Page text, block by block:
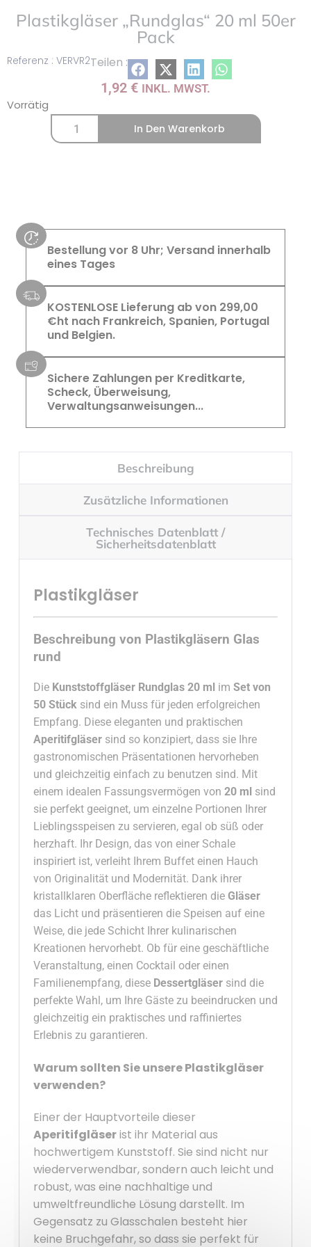
Referenz : VERVR2Teilen :
Plastikgläser „Rundglas“ 20 ml 50er
Pack
1,92 € INKL. MWST.
Vorrätig
In Den Warenkorb
Bestellung vor 8 Uhr; Versand innerhalb
eines Tages
KOSTENLOSE Lieferung ab von 299,00
€ht nach Frankreich, Spanien, Portugal
und Belgien.
Sichere Zahlungen per Kreditkarte,
Scheck, Überweisung,
Verwaltungsanweisungen...
Beschreibung
Zusätzliche Informationen
Technisches Datenblatt /
Sicherheitsdatenblatt
Plastikgläser
Beschreibung von Plastikgläsern Glas
rund
Die Kunststoffgläser Rundglas 20 ml im Set von
50 Stücksind ein Muss für jeden erfolgreichen
Empfang. Diese eleganten und praktischen
Aperitifgläsersind so konzipiert, dass sie Ihre
gastronomischen Präsentationen hervorheben
und gleichzeitig einfach zu benutzen sind. Mit
einem idealen Fassungsvermögen von 20 ml sind
sie perfekt geeignet, um einzelne Portionen Ihrer
Lieblingsspeisen zu servieren, egal ob süß oder
herzhaft. Ihr Design, das von einer Schale
inspiriert ist, verleiht Ihrem Buffet einen Hauch
von Originalität und Modernität. Dank ihrer
kristallklaren Oberfläche reflektieren die Gläser
das Licht und präsentieren die Speisen auf eine
Weise, die jede Schicht Ihrer kulinarischen
Kreationen hervorhebt. Ob für eine geschäftliche
Veranstaltung, einen Cocktail oder einen
Familienempfang, diese Dessertgläsersind die
perfekte Wahl, um Ihre Gäste zu beeindrucken und
gleichzeitig ein praktisches und raffiniertes
Erlebnis zu garantieren.
Warum sollten Sie unserePlastikgläser
verwenden?
Einer der Hauptvorteile dieser
Aperitifgläserist ihr Material aus
hochwertigem Kunststoff. Sie sind nicht nur
wiederverwendbar, sondern auch leicht und
robust, was eine nachhaltige und
umweltfreundliche Lösung darstellt. Im
Gegensatz zu Glasschalen besteht hier
keine Bruchgefahr, so dass sie perfekt für